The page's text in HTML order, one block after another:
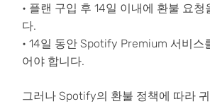
• 플랜 구입 후 14일 이내에 환불 요청
다.
• 14일 동안 Spotify Premium 서비스
어야 합니다.
그러나 Spotify의 환불 정책에 따라